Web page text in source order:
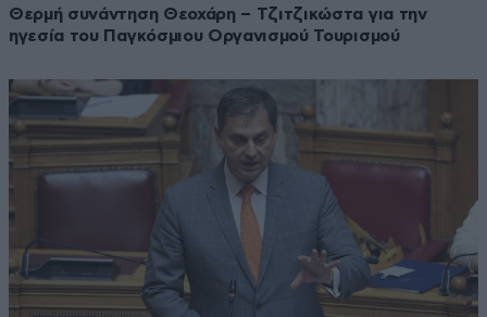
Θερμή συνάντηση Θεοχάρη – Τζιτζικώστα για την
ηγεσία του Παγκόσμιου Οργανισμού Τουρισμού